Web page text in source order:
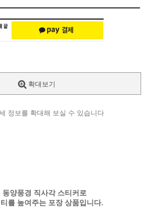
확대보기
정보를 확대해 보실 수 있습니다
동양풍경 직사각 스티커로
를 높여주는 포장 상품입니다.